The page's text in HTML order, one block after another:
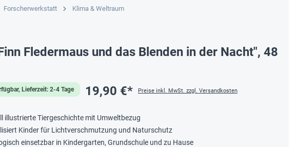
Forscherwerkstatt Klima & Weltraum
Fledermaus und das Blenden in der Nacht", 48
Lieferzeit: 2-4 Tage 19,90 €* Preise inkl. MwSt. zzgl. Versandkosten
illustrierte Tiergeschichte mit Umweltbezug
Kinder für Lichtverschmutzung und Naturschutz
einsetzbar in Kindergarten, Grundschule und zu Hause